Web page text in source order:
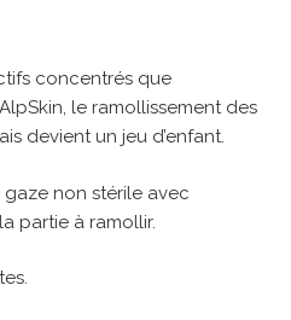
concentrés que
le ramollissement des
devient un jeu d’enfant.
non stérile avec
partie à ramollir.